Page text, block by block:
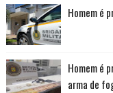
Homem é
Homem é
arma de